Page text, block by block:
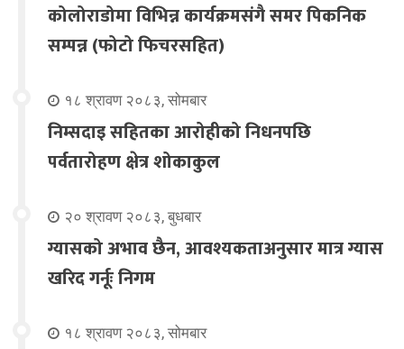
कोलोराडोमा विभिन्न कार्यक्रमसंगै समर पिकनिक
सम्पन्न (फोटो फिचरसहित)
१८ श्रावण २०८३, सोमबार
निम्सदाइ सहितका आरोहीको निधनपछि
पर्वतारोहण क्षेत्र शोकाकुल
२० श्रावण २०८३, बुधबार
ग्यासको अभाव छैन, आवश्यकताअनुसार मात्र ग्यास
खरिद गर्नूः निगम
१८ श्रावण २०८३, सोमबार